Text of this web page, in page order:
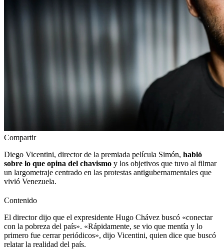
Compartir
Diego Vicentini, director de la premiada película Simón, habló
sobre lo que opina del chavismo y los objetivos que tuvo al filmar
un largometraje centrado en las protestas antigubernamentales que
vivió Venezuela.
Contenido
El director dijo que el expresidente Hugo Chávez buscó «conectar
con la pobreza del país». «Rápidamente, se vio que mentía y lo
primero fue cerrar periódicos», dijo Vicentini, quien dice que buscó
relatar la realidad del país.